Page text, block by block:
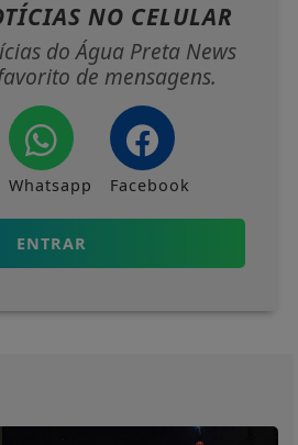
NO CELULAR
do Água Preta News
de mensagens.
Whatsapp Facebook
ENTRAR